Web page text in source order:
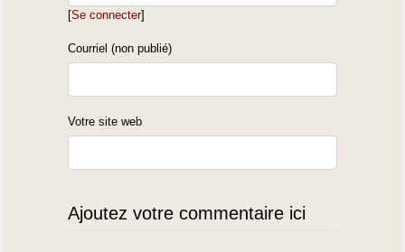
[Se connecter]
Courriel (non publié)
Votre site web
Ajoutez votre commentaire ici